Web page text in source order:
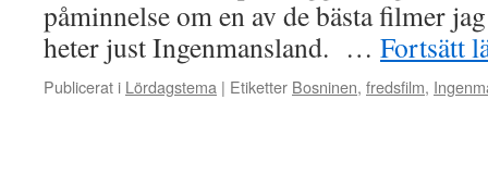
påminnelse om en av de bästa filmer
heter just Ingenmansland. … Fortsätt
Publicerat i Lördagstema | Etiketter Bosninen, fredsfilm,